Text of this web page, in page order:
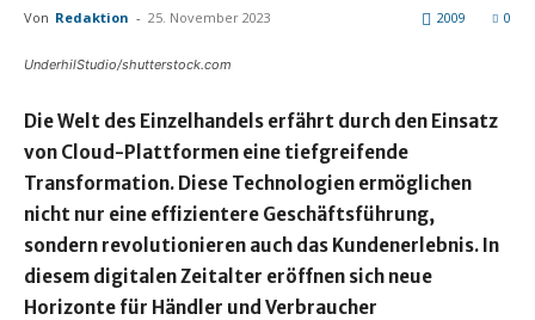
Von Redaktion - 25. November 2023 0
2009
UnderhilStudio/shutterstock.com
Die Welt des Einzelhandels erfährt durch den Einsatz
von Cloud-Plattformen eine tiefgreifende
Transformation. Diese Technologien ermöglichen
nicht nur eine effizientere Geschäftsführung,
sondern revolutionieren auch das Kundenerlebnis. In
diesem digitalen Zeitalter eröffnen sich neue
Horizonte für Händler und Verbraucher